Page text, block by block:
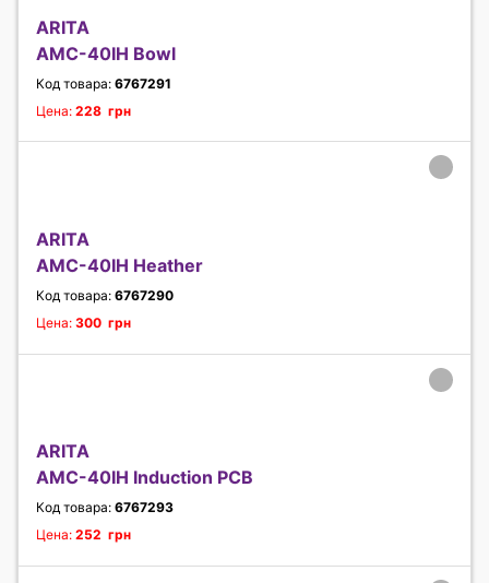
ARITA
AMC-40IH Bowl
Код товара: 6767291
Цена: 228 грн
ARITA
AMC-40IH Heather
Код товара: 6767290
Цена: 300 грн
ARITA
AMC-40IH Induction PCB
Код товара: 6767293
Цена: 252 грн